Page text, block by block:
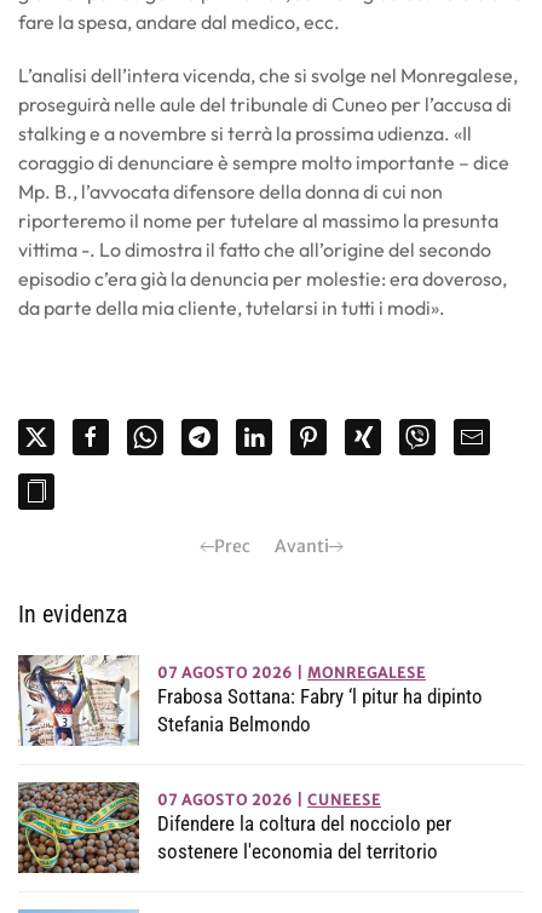
fare la spesa, andare dal medico, ecc.
L’analisi dell’intera vicenda, che si svolge nel Monregalese,
proseguirà nelle aule del tribunale di Cuneo per l’accusa di
stalking e a novembre si terrà la prossima udienza. «Il
coraggio di denunciare è sempre molto importante – dice
Mp. B., l’avvocata difensore della donna di cui non
riporteremo il nome per tutelare al massimo la presunta
vittima -. Lo dimostra il fatto che all’origine del secondo
episodio c’era già la denuncia per molestie: era doveroso,
da parte della mia cliente, tutelarsi in tutti i modi».
Prec Avanti
In evidenza
07 AGOSTO 2026 MONREGALESE
Frabosa Sottana: Fabry ‘l pitur ha dipinto
Stefania Belmondo
07 AGOSTO 2026 CUNEESE
Difendere la coltura del nocciolo per
sostenere l'economia del territorio